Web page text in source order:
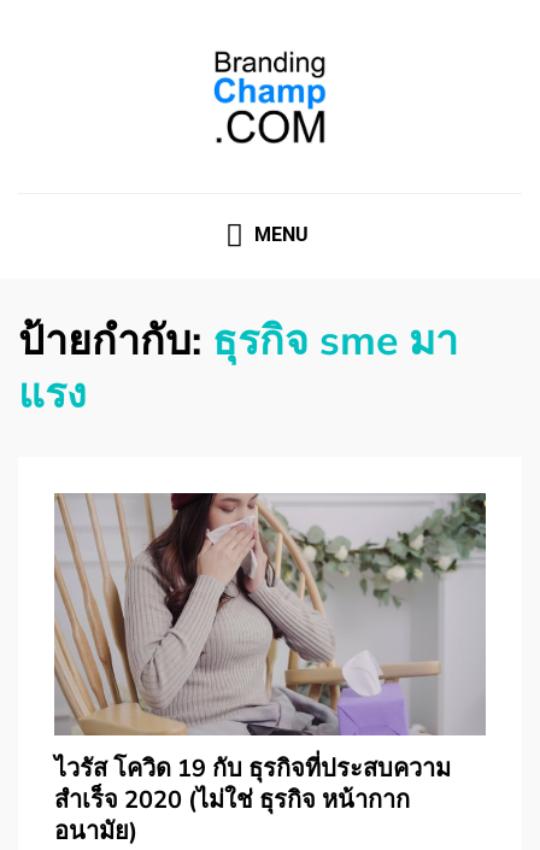
MENU
ป้ายกำกับ: ธุรกิจ sme มา
แรง
ไวรัส โควิด 19 กับ ธุรกิจที่ประสบความ
สําเร็จ 2020 (ไม่ใช่ ธุรกิจ หน้ากาก
อนามัย)